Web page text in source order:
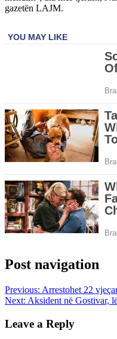
gazetën LAJM.
Post navigation
Previous: Arrestohet 22
Next: Aksident në Gostivar,
Leave a Reply